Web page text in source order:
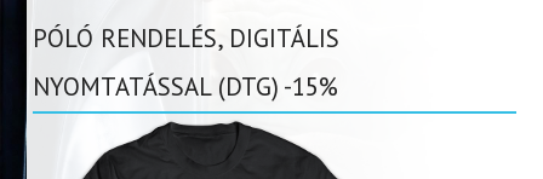
PÓLÓ RENDELÉS, DIGITÁLIS
NYOMTATÁSSAL (DTG) -15%